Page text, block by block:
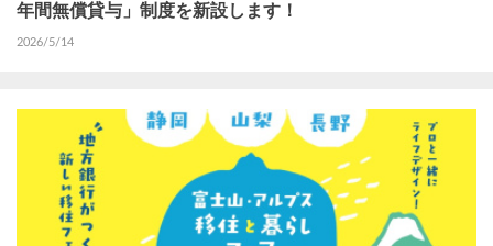
年間無償貸与」制度を新設します！
2026/5/14